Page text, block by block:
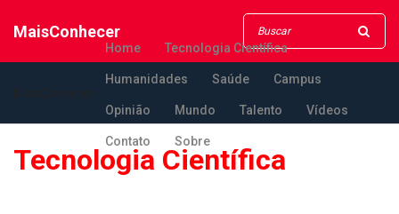
MaisConhecer
Home Tecnologia Científica
Humanidades Saúde Campus
Opinião Mundo Talento Vídeos
Contato Sobre
Tecnologia Científica